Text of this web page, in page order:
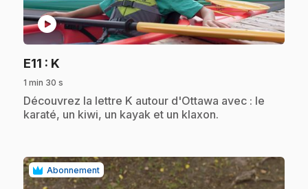
play_circle
E11 : K
1 min 30 s
.Découvrez la lettre K autour d'Ottawa avec : le
karaté, un kiwi, un kayak et un klaxon.
Abonnement